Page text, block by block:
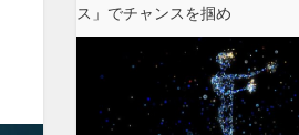
ス」でチャンスを掴め